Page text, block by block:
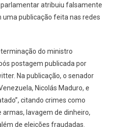
atribuiu falsamente
publicação feita nas redes
do ministro
postagem publicada por
Na publicação, o senador
Nicolás Maduro, e
citando crimes como
lavagem de dinheiro,
de eleições fraudadas.